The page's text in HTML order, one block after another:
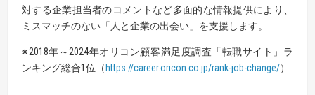
対する企業担当者のコメントなど多面的な情報提供により、
ミスマッチのない「人と企業の出会い」を支援します。
※2018年～2024年オリコン顧客満足度調査「転職サイト」ラ
ンキング総合1位（ https://career.oricon.co.jp/rank-job-change/）